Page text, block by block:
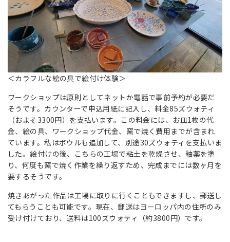
＜カラフルな絵の具で絵付け体験＞
ワークショップは原則としてネットか電話で事前予約が必要だ
そうです。カウンターで申込用紙に記入し、料金85ズウォティ
（およそ3300円）を支払います。この料金には、お皿1枚の代
金、絵の具、ワークショップ代金、窯で焼く費用までが含まれ
ています。私はボウルも追加して、別途30ズウォティを支払いま
した。絵付けの後、こちらの工場で粘土を乾燥させ、釉薬を塗
り、何度も窯で焼く作業を繰り返すため、完成までには数ヶ月を
要するそうです。
焼きあがった作品は工場に取りに行くこともできますし、郵送し
てもらうことも可能です。現在、郵送はヨーロッパ内の住所のみ
受け付けており、送料は100ズウォティ（約3800円）です。